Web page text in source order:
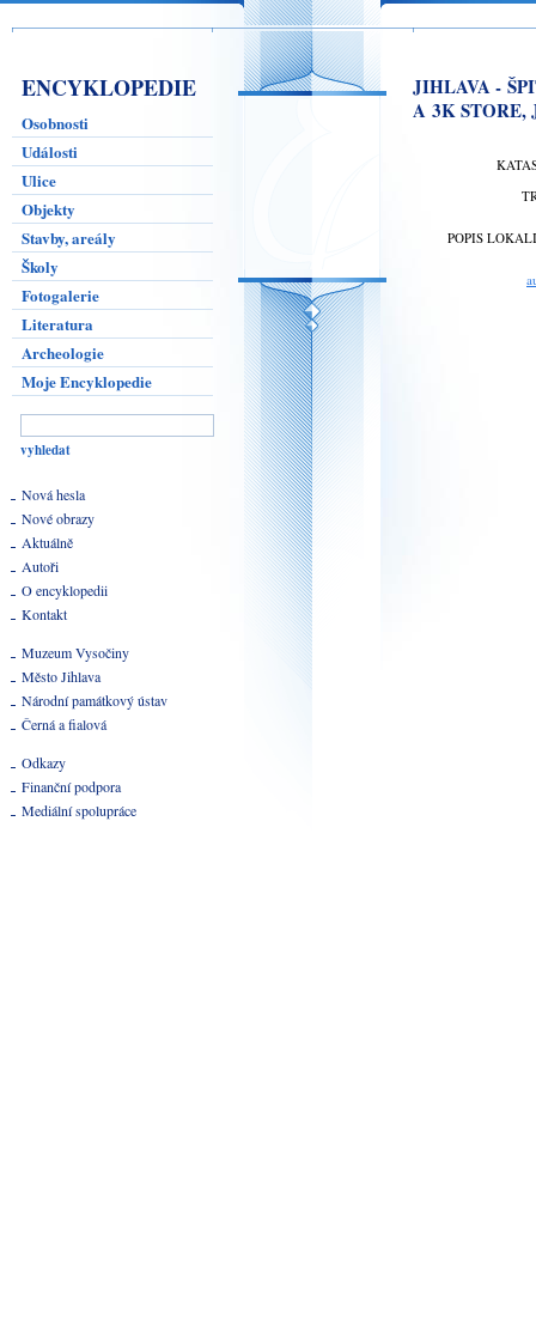
ENCYKLOPEDIE
Osobnosti
Události
Ulice
Objekty
Stavby, areály
Školy
Fotogalerie
Literatura
Archeologie
Moje Encyklopedie
Nová hesla
Nové obrazy
Aktuálně
Autoři
O encyklopedii
Kontakt
Muzeum Vysočiny
Město Jihlava
Národní památkový ústav
Černá a fialová
Odkazy
Finanční podpora
Mediální spolupráce
JIHLAVA -
A 3K STORE,
POPIS